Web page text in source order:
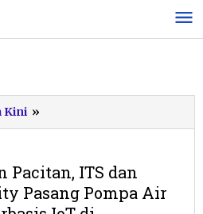
Kini »
Kekeringan
dan
Telkom
University
Pacitan, ITS dan
Pasang Pompa Air